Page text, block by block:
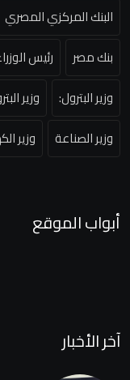
البنك المركزي المصري
بنك مصر
رئيس
وزير البترول:
وزير
وزير الصناعة
وزير
أبواب الموقع
آخر الأخبار